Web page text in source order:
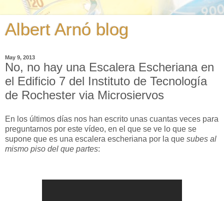
Albert Arnó blog
May 9, 2013
No, no hay una Escalera Escheriana en
el Edificio 7 del Instituto de Tecnología
de Rochester via Microsiervos
En los últimos días nos han escrito unas cuantas veces para
preguntarnos por este vídeo, en el que se ve lo que se
supone que es una escalera escheriana por la que subes al
mismo piso del que partes: